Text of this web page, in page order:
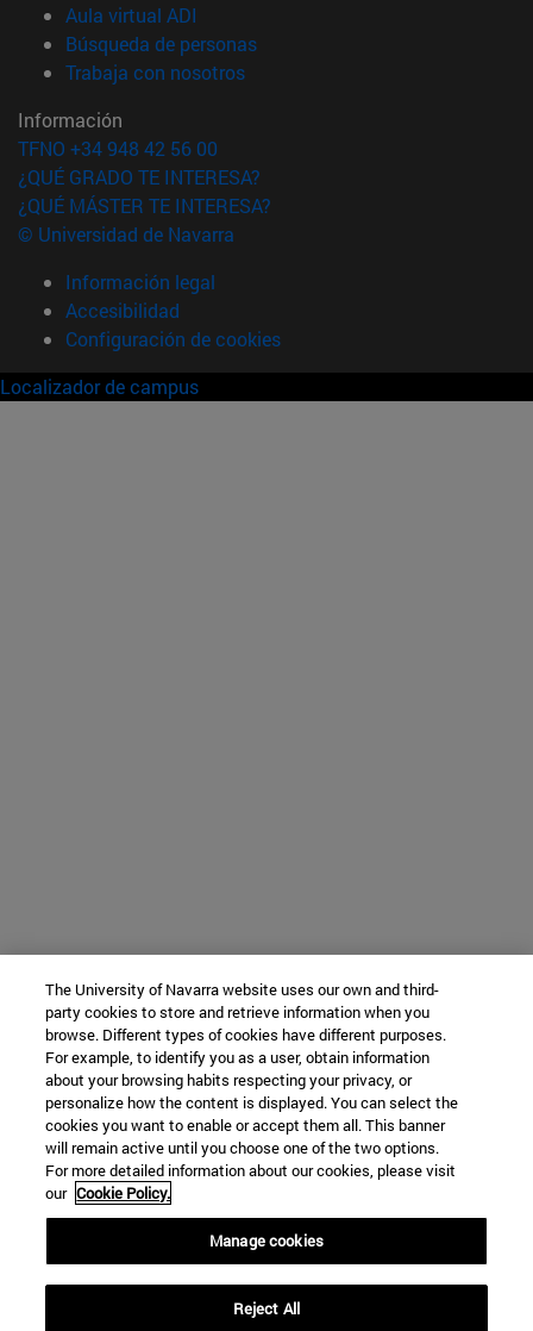
Aula virtual ADI
Búsqueda de personas(abre en nueva ventana)
Trabaja con nosotros(abre en nueva ventana)
Información
TFNO +34 948 42 56 00
¿QUÉ GRADO TE INTERESA?
¿QUÉ MÁSTER TE INTERESA?
© Universidad de Navarra
Información legal
Accesibilidad
Configuración de cookies
Localizador de campus
The University of Navarra website uses our own and third-
party cookies to store and retrieve information when you
browse. Different types of cookies have different purposes.
For example, to identify you as a user, obtain information
about your browsing habits respecting your privacy, or
personalize how the content is displayed. You can select the
cookies you want to enable or accept them all. This banner
will remain active until you choose one of the two options.
For more detailed information about our cookies, please visit
our Cookie Policy.
Manage cookies
Reject All